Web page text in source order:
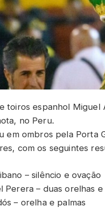
toiros espanhol
no Peru.
em ombros pela Porta
com os seguintes
– silêncio e ovação
Perera – duas orelhas e
– orelha e palmas